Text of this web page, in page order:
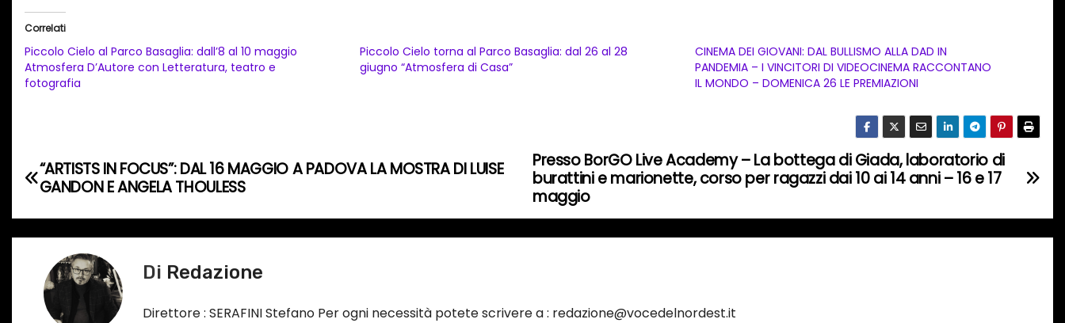
a
m
o
n
c
Correlati
Piccolo Cielo al Parco Basaglia: dall’8 al 10 maggio
Atmosfera D’Autore con Letteratura, teatro e
fotografia
Piccolo Cielo torna al Parco Basaglia: dal 26 al 28
giugno “Atmosfera di Casa”
CINEMA DEI GIOVANI: DAL BULLISMO ALLA DAD IN
PANDEMIA – I VINCITORI DI VIDEOCINEMA RACCONTANO
IL MONDO – DOMENICA 26 LE PREMIAZIONI
N
v
Presso BorGO Live Academy – La bottega di Giada, laboratorio di
burattini e marionette, corso per ragazzi dai 10 ai 14 anni – 16 e 17
maggio
“ARTISTS IN FOCUS”: DAL 16 MAGGIO A PADOVA LA MOSTRA DI LUISE
GANDON E ANGELA THOULESS
Di Redazione
Direttore : SERAFINI Stefano Per ogni necessità potete scrivere a : redazione@vocedelnordest.it